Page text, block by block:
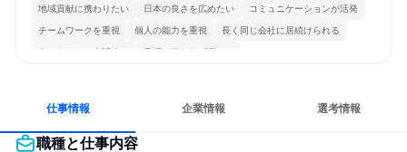
地域貢献に携わりたい 日本の良さを広めたい コミュニケーションが活発
チームワークを重視 個人の能力を重視 長く同じ会社に居続けられる
人とたくさん会話する 目標に追われず働ける
仕事情報 企業情報 選考情報
職種と仕事内容